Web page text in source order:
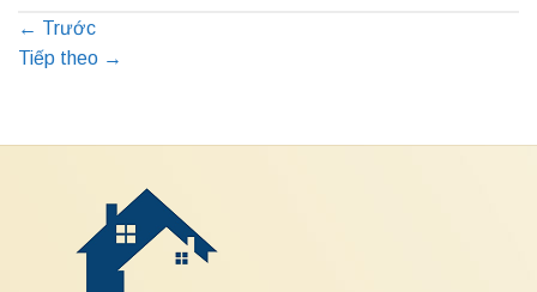
← Trước
Tiếp theo →